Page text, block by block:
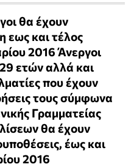
θα έχουν
εως και τέλος
2016 Άνεργοι
ετών αλλά και
που έχουν
τους σύμφωνα
Γραμματείας
θα έχουν
έως και
2016